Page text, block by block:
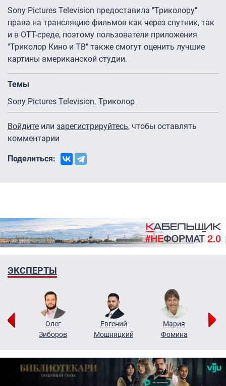
Sony Pictures Television предоставила "Триколору"
права на трансляцию фильмов как через спутник, так
и в ОТТ-среде, поэтому пользователи приложения
"Триколор Кино и ТВ" также смогут оценить лучшие
картины американской студии.
Темы
Sony Pictures Television Триколор
Войдите или зарегистрируйтесь, чтобы оставлять
комментарии
Поделиться:
ЭКСПЕРТЫ
Олег
Зиборов
Евгений
Мошняцкий
Мария
Фомина